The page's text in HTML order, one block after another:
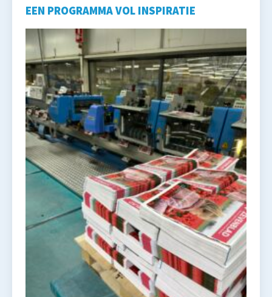
EEN PROGRAMMA VOL INSPIRATIE